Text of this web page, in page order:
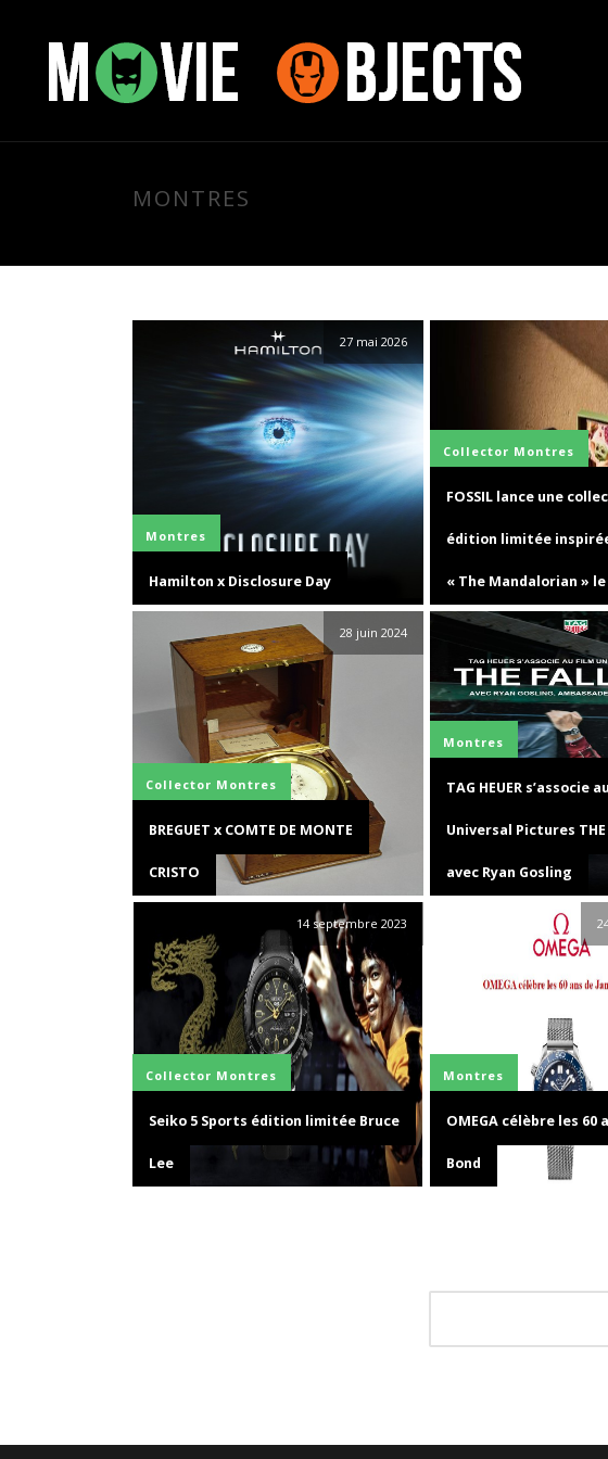
MONTRES
27 mai 2026
Montres
Hamilton x Disclosure Day
Collector Montres
FOSSIL lance une
édition limitée
« The Mandalorian » le
28 juin 2024
Collector Montres
BREGUET x COMTE DE MONTE
CRISTO
Montres
TAG HEUER s’associe
Universal Pictures THE
avec Ryan Gosling
14 septembre 2023
Collector Montres
Seiko 5 Sports édition limitée Bruce
Lee
Montres
OMEGA célèbre les 60
Bond